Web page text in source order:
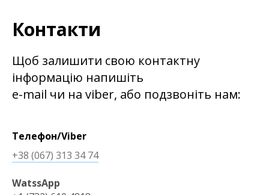
Контакти
Щоб залишити свою контактну
інформацію напишіть
e-mail чи на viber, або подзвоніть нам:
Телефон/Viber
+38 (067) 313 34 74
WatssApp